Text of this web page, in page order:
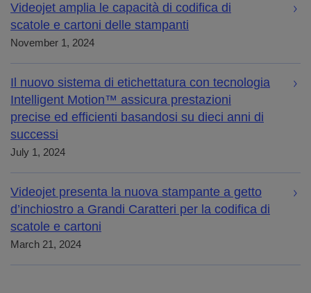
Videojet amplia le capacità di codifica di
scatole e cartoni delle stampanti
November 1, 2024
Il nuovo sistema di etichettatura con tecnologia
Intelligent Motion™ assicura prestazioni
precise ed efficienti basandosi su dieci anni di
successi
July 1, 2024
Videojet presenta la nuova stampante a getto
d’inchiostro a Grandi Caratteri per la codifica di
scatole e cartoni
March 21, 2024